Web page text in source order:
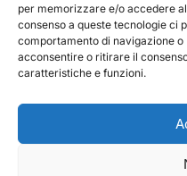
per memorizzare e/o accedere
consenso a queste tecnologie ci
comportamento di navigazione o
acconsentire o ritirare il
caratteristiche e funzioni.